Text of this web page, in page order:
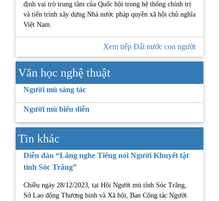
định vai trò trung tâm của Quốc hội trong hệ thống chính trị
và tiến trình xây dựng Nhà nước pháp quyền xã hội chủ nghĩa
Việt Nam.
Xem tiếp Đất nước con người
Văn học nghệ thuật
Người mù sáng tác
Người mù biểu diễn
Tin khác
Diễn đàn “Lắng nghe Tiếng nói Người Khuyết tật
tỉnh Sóc Trăng”
Chiều ngày 28/12/2023, tại Hội Người mù tỉnh Sóc Trăng,
Sở Lao động Thương binh và Xã hội, Ban Công tác Người